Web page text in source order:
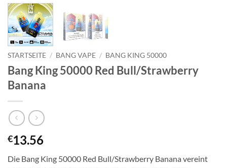
STARTSEITE / BANG VAPE / BANG KING 50000
Bang King 50000 Red Bull/Strawberry
Banana
€13.56
Die Bang King 50000 Red Bull/Strawberry Banana vereint